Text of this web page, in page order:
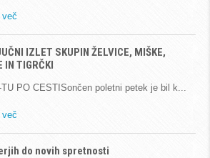
več
IZLET SKUPIN ŽELVICE, MIŠKE,
IN TIGRČKI
TU PO CESTISončen poletni petek je bil k
več
do novih spretnosti